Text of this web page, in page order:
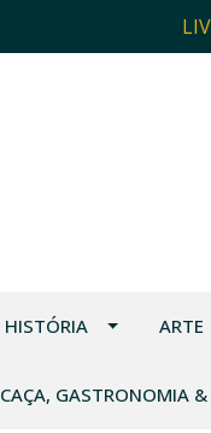
HISTÓRIA ARTE
CAÇA, GASTRONOMIA